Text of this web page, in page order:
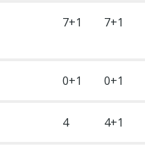
7+1 7+1
0+1 0+1
4 4+1